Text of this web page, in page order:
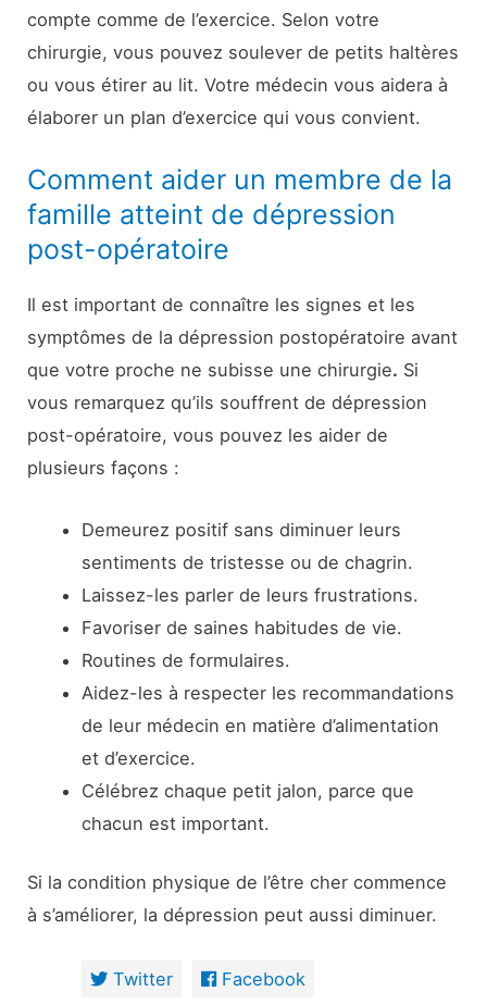
compte comme de l’exercice. Selon votre
chirurgie, vous pouvez soulever de petits haltères
ou vous étirer au lit. Votre médecin vous aidera à
élaborer un plan d’exercice qui vous convient.
Comment aider un membre de la
famille atteint de dépression
post-opératoire
Il est important de connaître les signes et les
symptômes de la dépression postopératoire avant
que votre proche ne subisse une chirurgie. Si
vous remarquez qu’ils souffrent de dépression
post-opératoire, vous pouvez les aider de
plusieurs façons :
Demeurez positif sans diminuer leurs
sentiments de tristesse ou de chagrin.
Laissez-les parler de leurs frustrations.
Favoriser de saines habitudes de vie.
Routines de formulaires.
Aidez-les à respecter les recommandations
de leur médecin en matière d’alimentation
et d’exercice.
Célébrez chaque petit jalon, parce que
chacun est important.
Si la condition physique de l’être cher commence
à s’améliorer, la dépression peut aussi diminuer.
Twitter Facebook